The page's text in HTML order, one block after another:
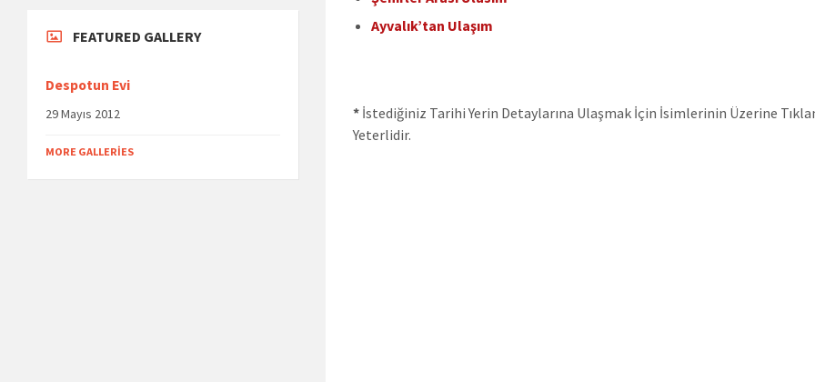
Ayvalık’tan Ulaşım
* İstediğiniz Tarihi Yerin Detaylarına Ulaşmak İçin İsimlerinin Üzerine
Yeterlidir.
FEATURED GALLERY
Despotun Evi
29 Mayıs 2012
MORE GALLERIES